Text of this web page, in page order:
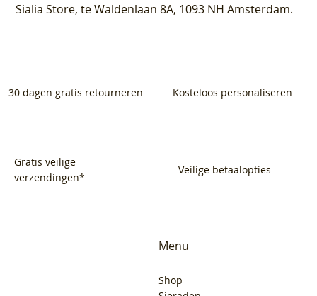
Sialia Store, te Waldenlaan 8A, 1093 NH Amsterdam.
30 dagen gratis retourneren Kosteloos personaliseren
Gratis veilige
verzendingen*
Veilige betaalopties
Menu
Shop